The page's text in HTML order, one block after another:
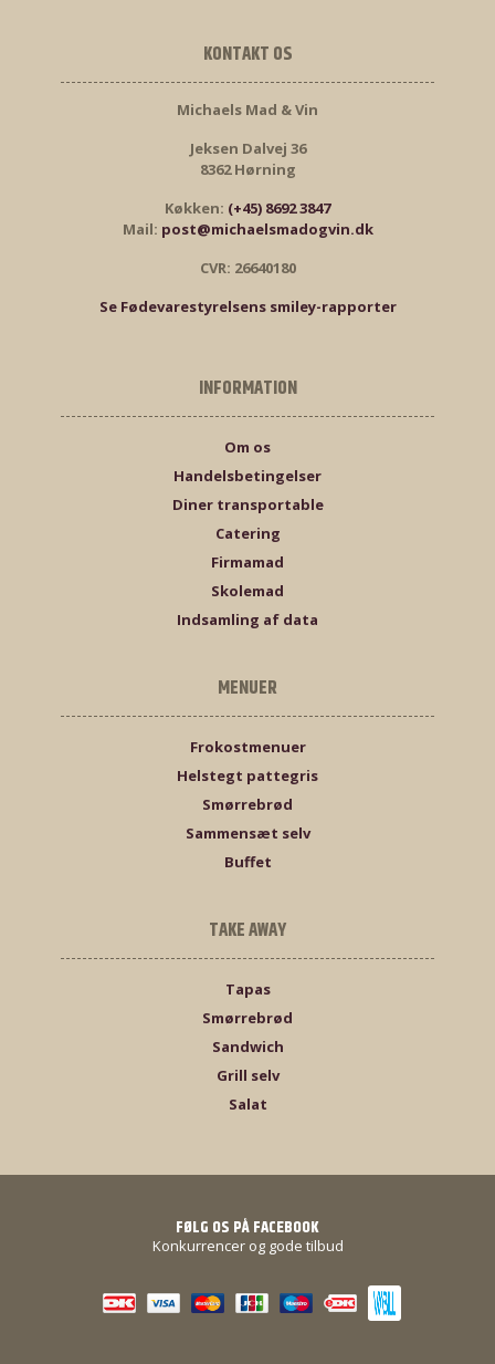
KONTAKT OS
Michaels Mad & Vin
Jeksen Dalvej 36
8362 Hørning
Køkken: (+45) 8692 3847
Mail: post@michaelsmadogvin.dk
CVR: 26640180
Se Fødevarestyrelsens smiley-rapporter
INFORMATION
Om os
Handelsbetingelser
Diner transportable
Catering
Firmamad
Skolemad
Indsamling af data
MENUER
Frokostmenuer
Helstegt pattegris
Smørrebrød
Sammensæt selv
Buffet
TAKE AWAY
Tapas
Smørrebrød
Sandwich
Grill selv
Salat
FØLG OS PÅ FACEBOOK
Konkurrencer og gode tilbud